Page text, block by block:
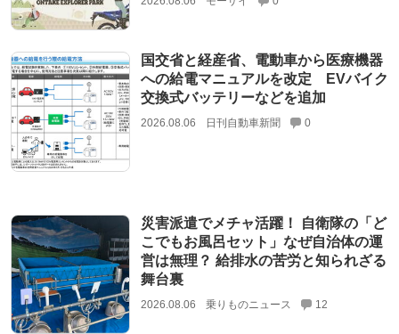
国交省と経産省、電動車から医療機器
への給電マニュアルを改定 EVバイク
交換式バッテリーなどを追加
2026.08.06 日刊自動車新聞 0
災害派遣でメチャ活躍！ 自衛隊の「ど
こでもお風呂セット」なぜ自治体の運
営は無理？ 給排水の苦労と知られざる
舞台裏
2026.08.06 乗りものニュース 12